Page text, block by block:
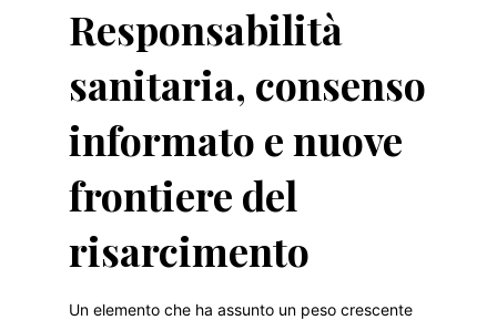
Responsabilità
sanitaria, consenso
informato e nuove
frontiere del
risarcimento
Un elemento che ha assunto un peso crescente